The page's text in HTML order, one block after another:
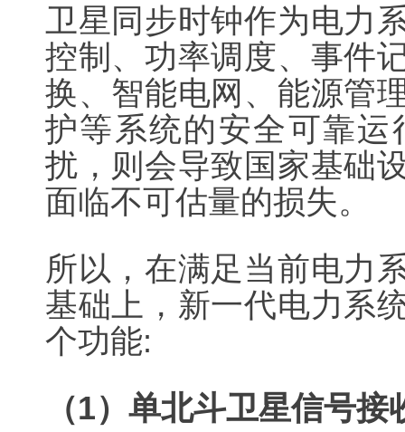
卫星同步时钟作为电力
控制、功率调度、事件
换、智能电网、能源管
护等系统的安全可靠
扰，则会导致国家基础
面临不可估量的损失。
所以，在满足当前电力
基础上，新一代电力系
个功能:
（1）单北斗卫星信号